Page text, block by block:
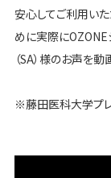
安心してご利用い
めに実際にOZONE
（SA）様のお声を動
※藤田医科大学プ